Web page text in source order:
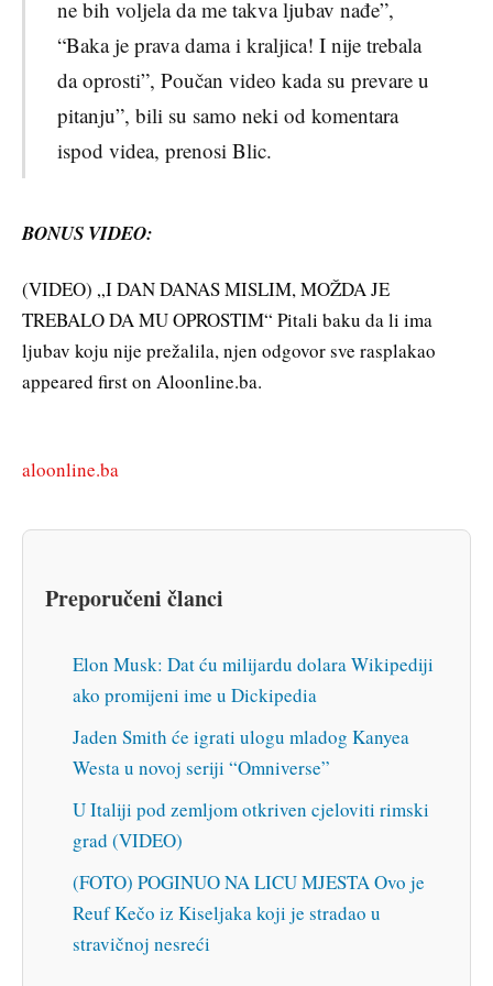
ne bih voljela da me takva ljubav nađe”,
“Baka je prava dama i kraljica! I nije trebala
da oprosti”, Poučan video kada su prevare u
pitanju”, bili su samo neki od komentara
ispod videa, prenosi Blic.
BONUS VIDEO:
(VIDEO) „I DAN DANAS MISLIM, MOŽDA JE
TREBALO DA MU OPROSTIM“ Pitali baku da li ima
ljubav koju nije prežalila, njen odgovor sve rasplakao
appeared first on Aloonline.ba.
aloonline.ba
Preporučeni članci
Elon Musk: Dat ću milijardu dolara Wikipediji
ako promijeni ime u Dickipedia
Jaden Smith će igrati ulogu mladog Kanyea
Westa u novoj seriji “Omniverse”
U Italiji pod zemljom otkriven cjeloviti rimski
grad (VIDEO)
(FOTO) POGINUO NA LICU MJESTA Ovo je
Reuf Kečo iz Kiseljaka koji je stradao u
stravičnoj nesreći